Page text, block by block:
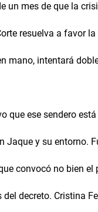
un mes de que la
resuelva a favor
mano, intentará
que ese sendero
Jaque y su entorno.
convocó no bien
decreto. Cristina